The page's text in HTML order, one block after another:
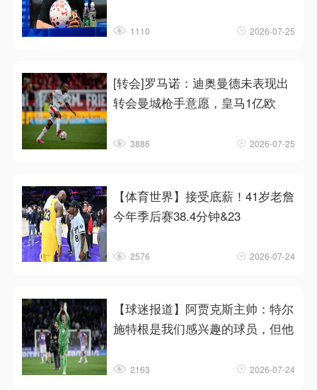
1110 2026-07-25
[转会]罗马诺：迪奥曼德未表现出
转会曼城枪手意愿，皇马1亿欧
3886 2026-07-25
【体育世界】接受底薪！41岁老詹
今年季后赛38.4分钟&23
2576 2026-07-24
【球迷报道】阿贾克斯主帅：特尔
施特根是我们感兴趣的球员，但他
2163 2026-07-24